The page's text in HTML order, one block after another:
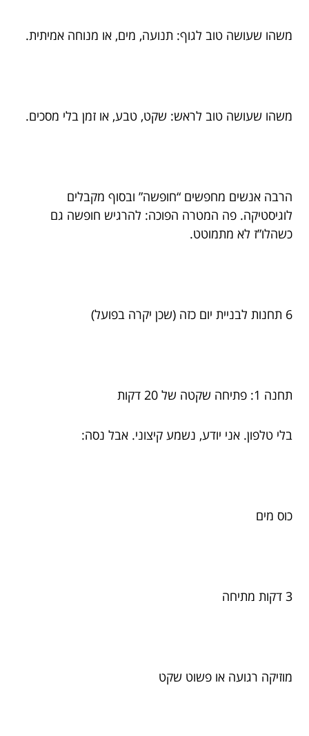
משהו שעושה טוב לגוף: תנועה, מים, או מנוחה אמיתית.
משהו שעושה טוב לראש: שקט, טבע, או זמן בלי מסכים.
הרבה אנשים מחפשים “חופשה” ובסוף מקבלים
לוגיסטיקה. פה המטרה הפוכה: להרגיש חופשה גם
כשהלו”ז לא מתמוטט.
6 תחנות לבניית יום כזה (שכן יקרה בפועל)
תחנה 1: פתיחה שקטה של 20 דקות
בלי טלפון. אני יודע, נשמע קיצוני. אבל נסה:
כוס מים
3 דקות מתיחה
מוזיקה רגועה או פשוט שקט